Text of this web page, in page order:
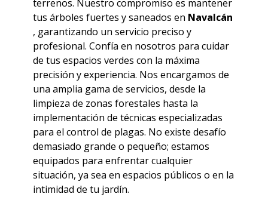
terrenos. Nuestro compromiso es mantener
tus árboles fuertes y saneados en Navalcán
, garantizando un servicio preciso y
profesional. Confía en nosotros para cuidar
de tus espacios verdes con la máxima
precisión y experiencia. Nos encargamos de
una amplia gama de servicios, desde la
limpieza de zonas forestales hasta la
implementación de técnicas especializadas
para el control de plagas. No existe desafío
demasiado grande o pequeño; estamos
equipados para enfrentar cualquier
situación, ya sea en espacios públicos o en la
intimidad de tu jardín.